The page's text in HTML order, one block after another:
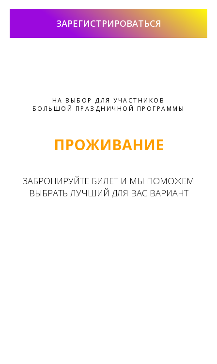
ЗАРЕГИСТРИРОВАТЬСЯ
НА ВЫБОР ДЛЯ УЧАСТНИКОВ
БОЛЬШОЙ ПРАЗДНИЧНОЙ ПРОГРАММЫ
ПРОЖИВАНИЕ
ЗАБРОНИРУЙТЕ БИЛЕТ И МЫ ПОМОЖЕМ
ВЫБРАТЬ ЛУЧШИЙ ДЛЯ ВАС ВАРИАНТ